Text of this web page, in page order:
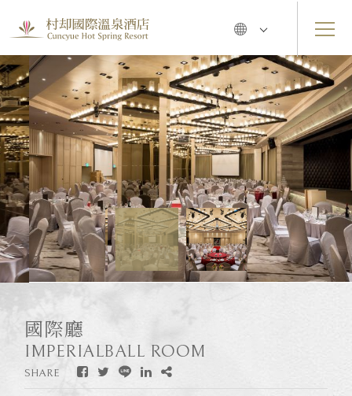
國際廳
IMPERIALBALL ROOM
SHARE